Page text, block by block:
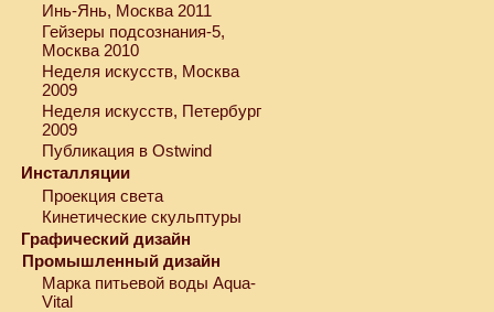
Инь-Янь, Москва 2011
Гейзеры подсознания-5,
Москва 2010
Неделя искусств, Москва
2009
Неделя искусств, Петербург
2009
Публикация в Ostwind
Инсталляции
Проекция света
Кинетические скульптуры
Графический дизайн
Промышленный дизайн
Марка питьевой воды Aqua-
Vital